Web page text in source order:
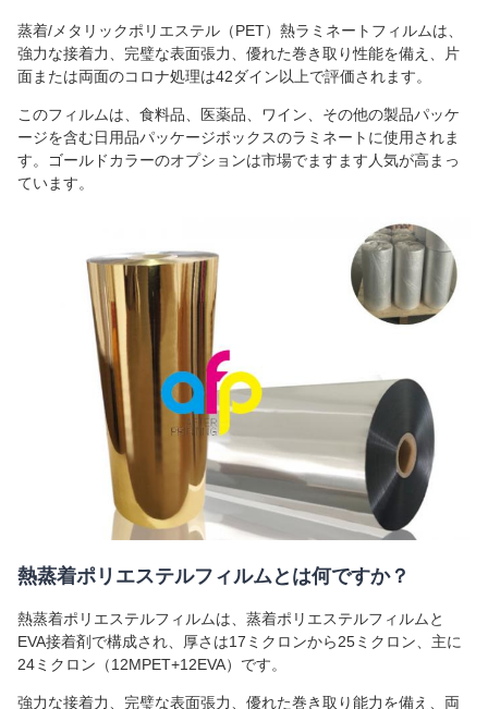
蒸着/メタリックポリエステル（PET）熱ラミネートフィルムは、
強力な接着力、完璧な表面張力、優れた巻き取り性能を備え、片
面または両面のコロナ処理は42ダイン以上で評価されます。
このフィルムは、食料品、医薬品、ワイン、その他の製品パッケ
ージを含む日用品パッケージボックスのラミネートに使用されま
す。ゴールドカラーのオプションは市場でますます人気が高まっ
ています。
熱蒸着ポリエステルフィルムとは何ですか？
熱蒸着ポリエステルフィルムは、蒸着ポリエステルフィルムと
EVA接着剤で構成され、厚さは17ミクロンから25ミクロン、主に
24ミクロン（12MPET+12EVA）です。
強力な接着力、完璧な表面張力、優れた巻き取り能力を備え、両